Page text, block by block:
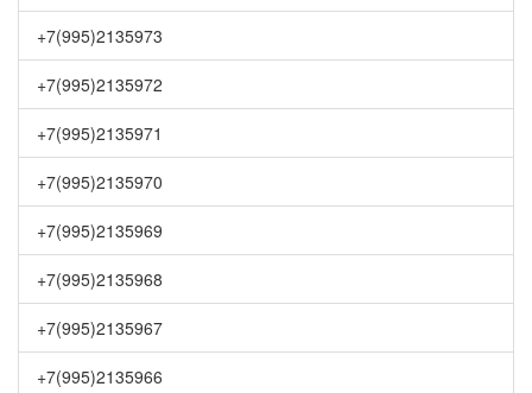
+7(995)2135973
+7(995)2135972
+7(995)2135971
+7(995)2135970
+7(995)2135969
+7(995)2135968
+7(995)2135967
+7(995)2135966